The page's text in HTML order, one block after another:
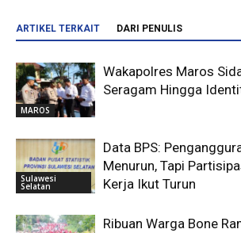
ARTIKEL TERKAIT DARI PENULIS
MAROS
Wakapolres Maros
Seragam Hingga
Sulawesi
Selatan
Data BPS:
Menurun, Tapi
Kerja Ikut Turun
Ribuan Warga Bone